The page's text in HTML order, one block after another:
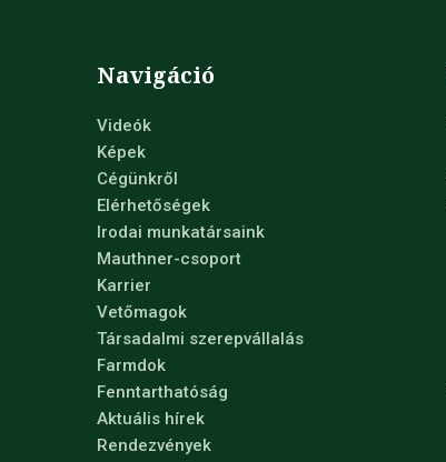
Navigáció
Videók
Képek
Cégünkről
Elérhetőségek
Irodai munkatársaink
Mauthner-csoport
Karrier
Vetőmagok
Társadalmi szerepvállalás
Farmdok
Fenntarthatóság
Aktuális hírek
Rendezvények